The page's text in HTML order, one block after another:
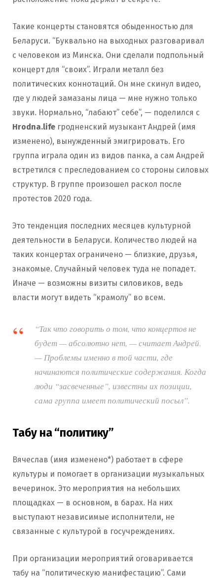
Такие концерты становятся обыденностью для
Беларуси. “Буквально на выходных разговаривал
с человеком из Минска. Они сделали подпольный
концерт для “своих”. Играли металл без
политических коннотаций. Он мне скинул видео,
где у людей замазаны лица — мне нужно только
звуки. Нормально, “лабают” себе”, — поделился с
Hrodna.life гродненский музыкант Андрей (имя
изменено), вынужденный эмигрировать. Его
группа играла один из видов панка, а сам Андрей
встретился с преследованием со стороны силовых
структур. В группе произошел раскол после
протестов 2020 года.
Это тенденция последних месяцев культурной
деятельности в Беларуси. Количество людей на
таких концертах ограничено — близкие, друзья,
знакомые. Случайный человек туда не попадет.
Иначе — возможны визиты силовиков, ведь
власти могут видеть “крамолу” во всем.
“Так что говорить о том, что концертов не
будет — абсолютно нет, — считает Андрей.
— Проблемы именно в той части, где
начинаются политические содержания. Когда
люди “засвеченные”, известны их позиции,
сама группа имеет политический посыл”.
Табу на “политику”
Вячеслав (имя изменено*) работает в сфере
культуры и помогает в организации музыкальных
вечеринок. Это мероприятия на небольших
площадках — в основном, в барах. На них
выступают независимые исполнители, не
связанные с культурой в госучреждениях.
При организации мероприятий оговаривается
табу на “политическую манифестацию”. Сами